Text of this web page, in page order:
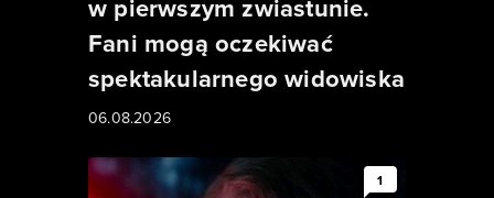
w pierwszym zwiastunie.
Fani mogą oczekiwać
spektakularnego widowiska
06.08.2026
1